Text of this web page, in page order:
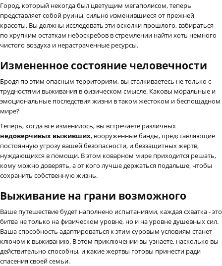
Город, который некогда был цветущим мегаполисом, теперь
представляет собой руины, сильно изменившиеся от прежней
красоты. Вы должны исследовать эти осколки прошлого, взбираться
по хрупким остаткам небоскребов в стремлении найти хоть немного
чистого воздуха и нерастраченные ресурсы.
Измененное состояние человечности
Бродя по этим опасным территориям, вы сталкиваетесь не только с
трудностями выживания в физическом смысле. Каковы моральные и
эмоциональные последствия жизни в таком жестоком и беспощадном
мире?
Теперь, когда все изменилось, вы встречаете различных
недоверчивых выживших, вооруженные банды, представляющие
постоянную угрозу вашей безопасности, и беззащитных жертв,
нуждающихся в помощи. В этом коварном мире приходится решать,
кому можно доверять, а от кого лучше держаться подальше, чтобы
сохранить собственную жизнь.
Выживание на грани возможного
Ваше путешествие будет наполнено испытаниями, каждая схватка - это
битва не только на физическом уровне, но и на уровне душевных сил.
Ваша способность адаптироваться к этим суровым условиям станет
ключом к выживанию. В этом приключении вы узнаете, насколько вы
действительно способны, и какие жертвы готовы принести ради
спасения своей семьи.